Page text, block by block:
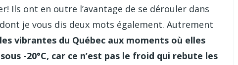
Ils ont en outre l’avantage de se dérouler dans
je vous dis deux mots également. Autrement
vibrantes du Québec aux moments où elles
-20°C, car ce n’est pas le froid qui rebute les